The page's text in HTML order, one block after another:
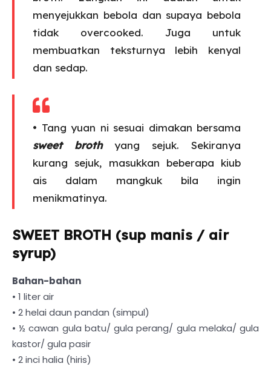
menyejukkan bebola dan supaya bebola
tidak overcooked. Juga untuk
membuatkan teksturnya lebih kenyal
dan sedap.
• Tang yuan ni sesuai dimakan bersama
sweet broth yang sejuk. Sekiranya
kurang sejuk, masukkan beberapa kiub
ais dalam mangkuk bila ingin
menikmatinya.
SWEET BROTH (sup manis / air
syrup)
Bahan-bahan
• 1 liter air
• 2 helai daun pandan (simpul)
• ½ cawan gula batu/ gula perang/ gula melaka/ gula
kastor/ gula pasir
• 2 inci halia (hiris)